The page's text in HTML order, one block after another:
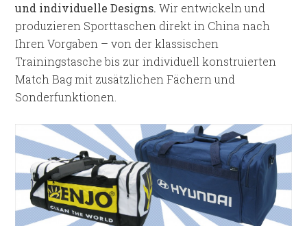
und individuelle Designs. Wir entwickeln und
produzieren Sporttaschen direkt in China nach
Ihren Vorgaben – von der klassischen
Trainingstasche bis zur individuell konstruierten
Match Bag mit zusätzlichen Fächern und
Sonderfunktionen.